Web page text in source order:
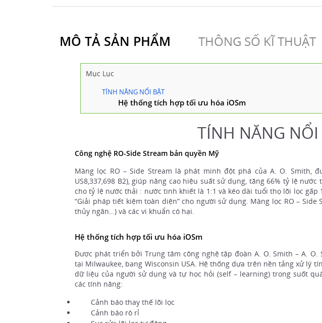
MÔ TẢ SẢN PHẨM THÔNG SỐ KĨ THUẬT
Mục Lục
TÍNH NĂNG NỔI BẬT
Hệ thống tích hợp tối ưu hóa iOSm
TÍNH NĂNG NỔI
Công nghệ RO-Side Stream bản quyền Mỹ
Màng lọc RO – Side Stream là phát minh đột phá của A. O. Smith,
US8,337,698 B2), giúp nâng cao hiệu suất sử dụng, tăng 66% tỷ lệ
cho tỷ lệ nước thải : nước tinh khiết là 1:1 và kéo dài tuổi thọ lõi lọc gấp
“Giải pháp tiết kiệm toàn diện” cho người sử dụng. Màng lọc RO – Side
thủy ngân…) và các vi khuẩn có hại.
Hệ thống tích hợp tối ưu hóa iOSm
Được phát triển bởi Trung tâm công nghệ tập đoàn A. O. Smith – A. O.
tại Milwaukee, bang Wisconsin USA. Hệ thống dựa trên nền tảng xử lý
dữ liệu của người sử dụng và tự học hỏi (self – learning) trong suốt
các tính năng:
Cảnh báo thay thế lõi lọc
Cảnh báo rò rỉ